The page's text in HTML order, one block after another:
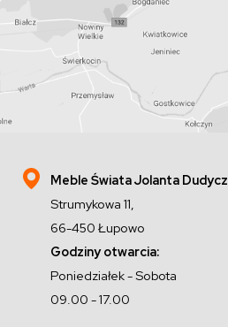
Meble Świata Jolanta Dudycz
Strumykowa 11,
66-450 Łupowo
Godziny otwarcia:
Poniedziałek - Sobota
09.00 - 17.00